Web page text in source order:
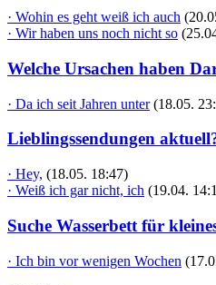
· Wohin es geht weiß ich auch
· Wir haben uns noch nicht so
Welche Ursachen haben
· Da ich seit Jahren unter (18.05.
Lieblingssendungen
· Hey, (18.05. 18:47)
· Weiß ich gar nicht, ich (19.04.
Suche Wasserbett für
· Ich bin vor wenigen Wochen